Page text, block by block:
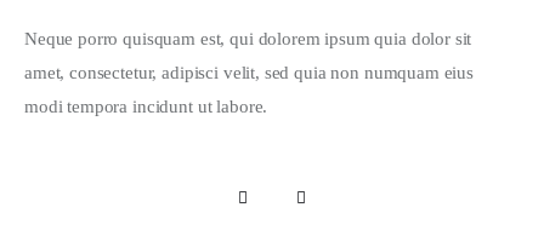
Neque porro quisquam est, qui dolorem ipsum quia dolor sit
amet, consectetur, adipisci velit, sed quia non numquam eius
modi tempora incidunt ut labore.